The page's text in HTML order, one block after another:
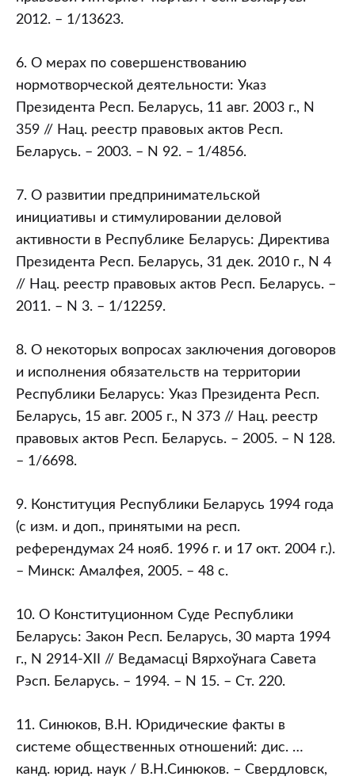
2012. – 1/13623.
6. О мерах по совершенствованию
нормотворческой деятельности: Указ
Президента Респ. Беларусь, 11 авг. 2003 г., N
359 // Нац. реестр правовых актов Респ.
Беларусь. – 2003. – N 92. – 1/4856.
7. О развитии предпринимательской
инициативы и стимулировании деловой
активности в Республике Беларусь: Директива
Президента Респ. Беларусь, 31 дек. 2010 г., N 4
// Нац. реестр правовых актов Респ. Беларусь. –
2011. – N 3. – 1/12259.
8. О некоторых вопросах заключения договоров
и исполнения обязательств на территории
Республики Беларусь: Указ Президента Респ.
Беларусь, 15 авг. 2005 г., N 373 // Нац. реестр
правовых актов Респ. Беларусь. – 2005. – N 128.
– 1/6698.
9. Конституция Республики Беларусь 1994 года
(с изм. и доп., принятыми на респ.
референдумах 24 нояб. 1996 г. и 17 окт. 2004 г.).
– Минск: Амалфея, 2005. – 48 с.
10. О Конституционном Суде Республики
Беларусь: Закон Респ. Беларусь, 30 марта 1994
г., N 2914-XII // Ведамасцi Вярхоўнага Савета
Рэсп. Беларусь. – 1994. – N 15. – Ст. 220.
11. Синюков, В.Н. Юридические факты в
системе общественных отношений: дис. …
канд. юрид. наук / В.Н.Синюков. – Свердловск,